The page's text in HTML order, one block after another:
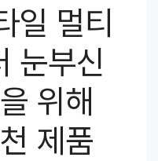
일 멀티
눈부신
위해
제품